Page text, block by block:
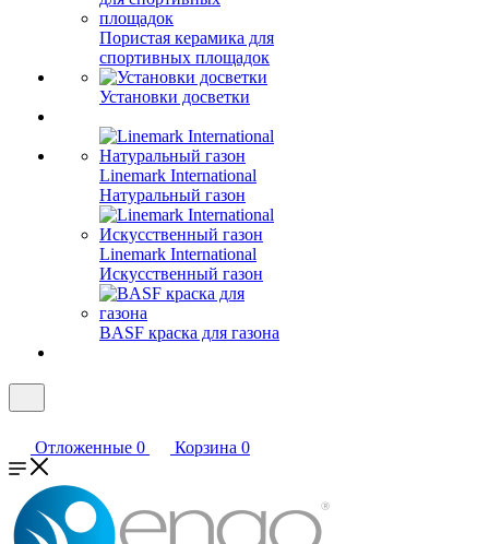
Пористая керамика для
спортивных площадок
Установки досветки
Linemark International
Натуральный газон
Linemark International
Искусственный газон
BASF краска для газона
Отложенные 0 Корзина 0